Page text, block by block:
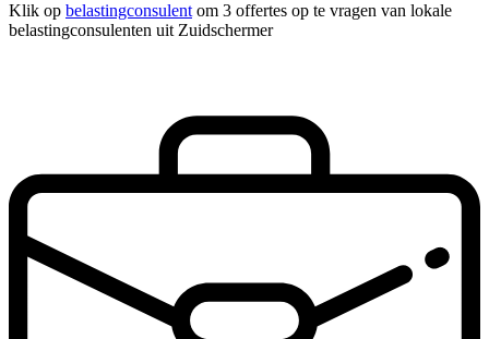
Klik op belastingconsulent om 3 offertes op te vragen van lokale
belastingconsulenten uit Zuidschermer